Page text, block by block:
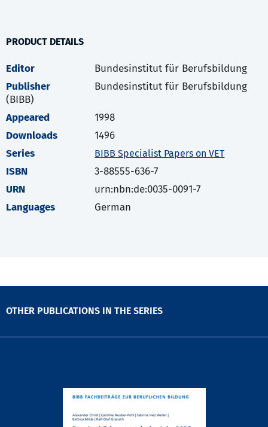
PRODUCT DETAILS
Editor
Bundesinstitut für Berufsbildung
Publisher
Bundesinstitut für Berufsbildung
(BIBB)
Appeared
1998
Downloads
1496
Series
BIBB Specialist Papers on VET
ISBN
3-88555-636-7
URN
urn:nbn:de:0035-0091-7
Languages
German
OTHER PUBLICATIONS IN THE SERIES